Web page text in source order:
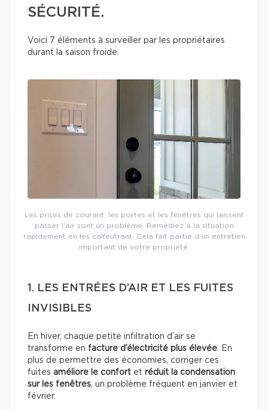
SÉCURITÉ.
Voici 7 éléments à surveiller par les propriétaires
durant la saison froide.
Les prises de courant, les portes et les fenêtres qui laissent
passer l’air sont un problème. Remédiez à la situation
rapidement en les calfeutrant. Cela fait partie d’un entretien
important de votre propriété.
1. LES ENTRÉES D’AIR ET LES FUITES
INVISIBLES
En hiver, chaque petite infiltration d’air se
transforme en facture d’électricité plus élevée. En
plus de permettre des économies, corriger ces
fuites améliore le confort et réduit la condensation
sur les fenêtres, un problème fréquent en janvier et
février.